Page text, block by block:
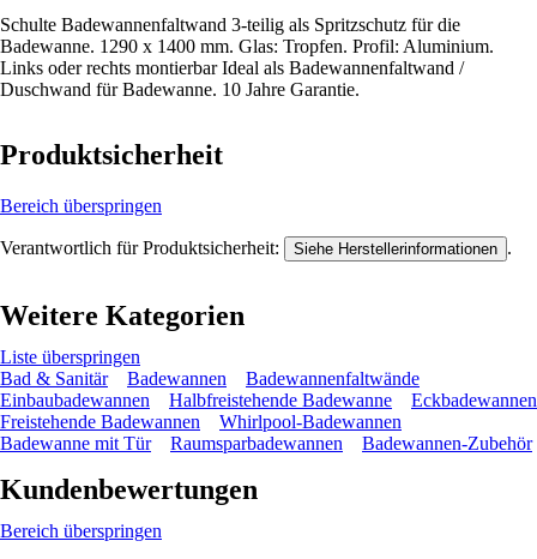
Schulte Badewannenfaltwand 3-teilig als Spritzschutz für die
Badewanne. 1290 x 1400 mm. Glas: Tropfen. Profil: Aluminium.
Links oder rechts montierbar Ideal als Badewannenfaltwand /
Duschwand für Badewanne. 10 Jahre Garantie.
Produktsicherheit
Bereich überspringen
Verantwortlich für Produktsicherheit: Siehe Herstellerinformationen .
Weitere Kategorien
Liste überspringen
Bad & Sanitär
Badewannen
Badewannenfaltwände
Einbaubadewannen
Halbfreistehende Badewanne
Eckbadewannen
Freistehende Badewannen
Whirlpool-Badewannen
Badewanne mit Tür
Raumsparbadewannen Badewannen-Zubehör
Kundenbewertungen
Bereich überspringen